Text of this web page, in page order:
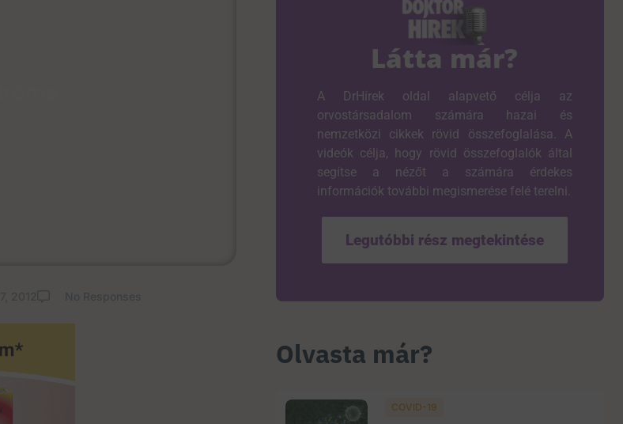
Látta már?
A DrHírek oldal alapvető célja az
orvostársadalom számára hazai és
nemzetközi cikkek rövid összefoglalása. A
videók célja, hogy rövid összefoglalók által
segítse a nézőt a számára érdekes
információk további megismerése felé terelni.
Legutóbbi rész megtekintése
Olvasta már?
COVID-19